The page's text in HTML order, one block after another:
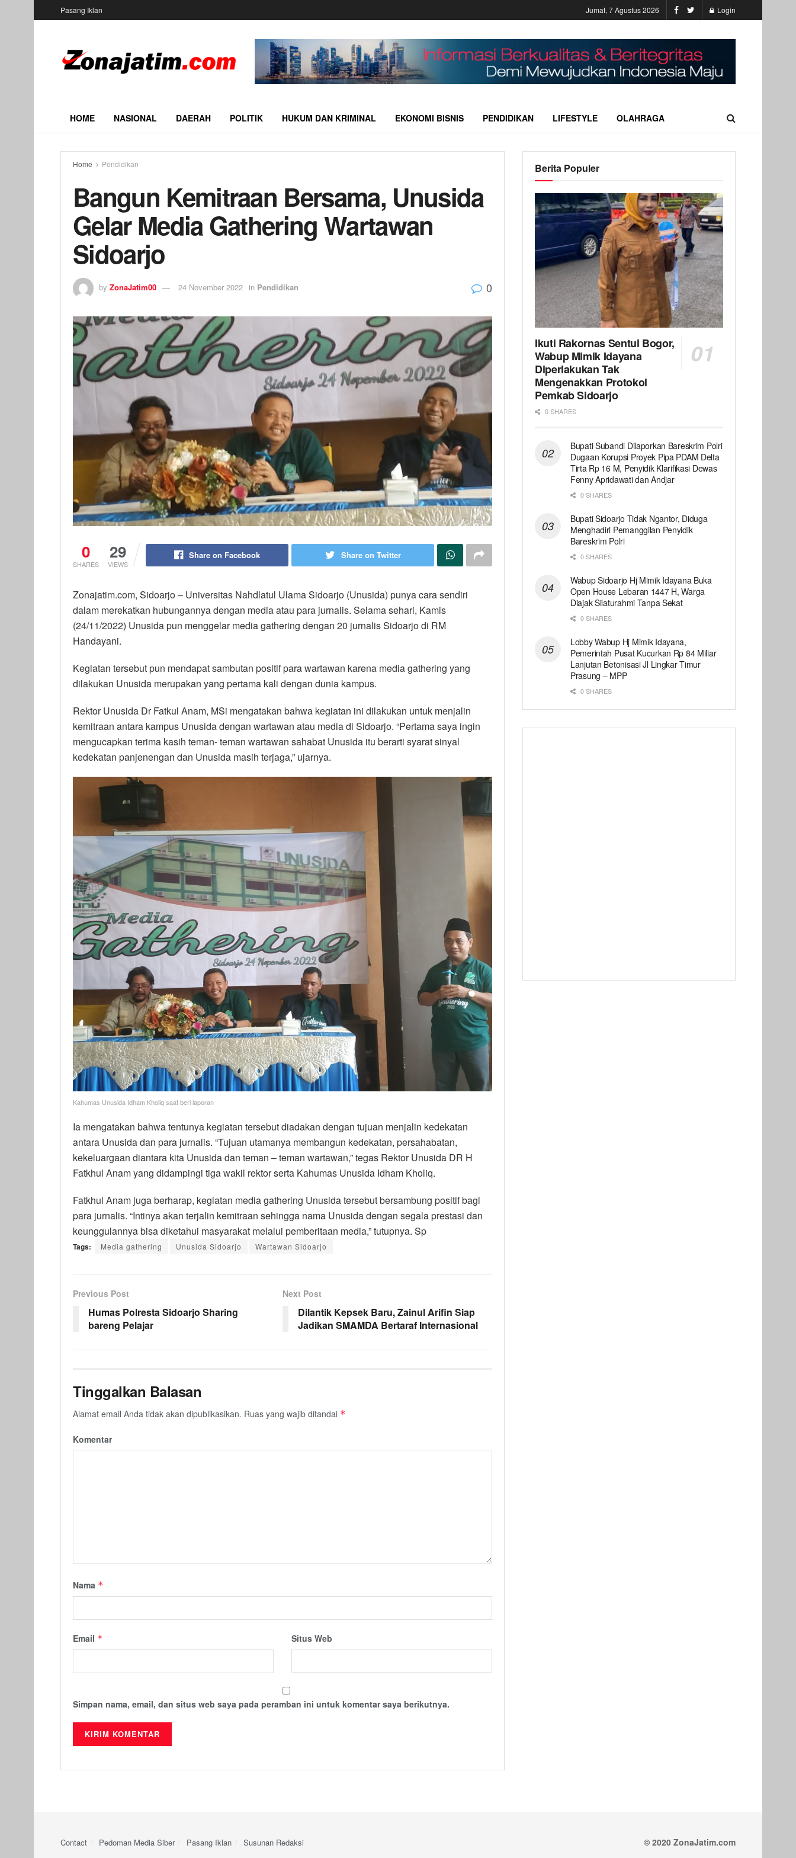
Pasang Iklan Jumat, 7 Agustus 2026 Login
HOME NASIONAL DAERAH POLITIK HUKUM DAN KRIMINAL EKONOMI BISNIS PENDIDIKAN LIFESTYLE OLAHRAGA
Home Pendidikan
Bangun Kemitraan Bersama, Unusida
Gelar Media Gathering Wartawan
Sidoarjo
by ZonaJatim00 24 November 2022 in Pendidikan 0
0
SHARES
29
VIEWS
Share on Facebook Share on Twitter
Zonajatim.com, Sidoarjo – Universitas Nahdlatul Ulama Sidoarjo (Unusida) punya cara sendiri
dalam merekatkan hubungannya dengan media atau para jurnalis. Selama sehari, Kamis
(24/11/2022) Unusida pun menggelar media gathering dengan 20 jurnalis Sidoarjo di RM
Handayani.
Kegiatan tersebut pun mendapat sambutan positif para wartawan karena media gathering yang
dilakukan Unusida merupakan yang pertama kali dengan dunia kampus.
Rektor Unusida Dr Fatkul Anam, MSi mengatakan bahwa kegiatan ini dilakukan untuk menjalin
kemitraan antara kampus Unusida dengan wartawan atau media di Sidoarjo. “Pertama saya ingin
mengucapkan terima kasih teman- teman wartawan sahabat Unusida itu berarti syarat sinyal
kedekatan panjenengan dan Unusida masih terjaga,” ujarnya.
Kahumas Unusida Idham Kholiq saat beri laporan
Ia mengatakan bahwa tentunya kegiatan tersebut diadakan dengan tujuan menjalin kedekatan
antara Unusida dan para jurnalis. “Tujuan utamanya membangun kedekatan, persahabatan,
kekeluargaan diantara kita Unusida dan teman – teman wartawan,” tegas Rektor Unusida DR H
Fatkhul Anam yang didampingi tiga wakil rektor serta Kahumas Unusida Idham Kholiq.
Fatkhul Anam juga berharap, kegiatan media gathering Unusida tersebut bersambung positif bagi
para jurnalis. “Intinya akan terjalin kemitraan sehingga nama Unusida dengan segala prestasi dan
keunggulannya bisa diketahui masyarakat melalui pemberitaan media,” tutupnya. Sp
Tags: Media gathering Unusida Sidoarjo Wartawan Sidoarjo
Previous Post
Humas Polresta Sidoarjo Sharing
bareng Pelajar
Next Post
Dilantik Kepsek Baru, Zainul Arifin Siap
Jadikan SMAMDA Bertaraf Internasional
Tinggalkan Balasan
Alamat email Anda tidak akan dipublikasikan. Ruas yang wajib ditandai *
Komentar
Nama *
Email * Situs Web
Simpan nama, email, dan situs web saya pada peramban ini untuk komentar saya berikutnya.
Berita Populer
Ikuti Rakornas Sentul Bogor,
Wabup Mimik Idayana
Diperlakukan Tak
Mengenakkan Protokol
Pemkab Sidoarjo
0 SHARES
Bupati Subandi Dilaporkan Bareskrim Polri
Dugaan Korupsi Proyek Pipa PDAM Delta
Tirta Rp 16 M, Penyidik Klarifikasi Dewas
Fenny Apridawati dan Andjar
0 SHARES
Bupati Sidoarjo Tidak Ngantor, Diduga
Menghadiri Pemanggilan Penyidik
Bareskrim Polri
0 SHARES
Wabup Sidoarjo Hj Mimik Idayana Buka
Open House Lebaran 1447 H, Warga
Diajak Silaturahmi Tanpa Sekat
0 SHARES
Lobby Wabup Hj Mimik Idayana,
Pemerintah Pusat Kucurkan Rp 84 Miliar
Lanjutan Betonisasi Jl Lingkar Timur
Prasung – MPP
0 SHARES
Contact Pedoman Media Siber Pasang Iklan Susunan Redaksi © 2020 ZonaJatim.com